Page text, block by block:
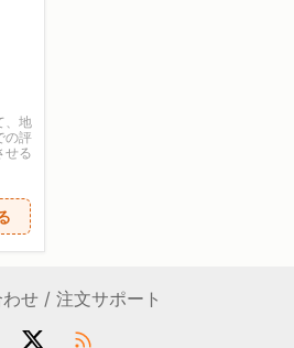
、地
の評
せる
せ / 注文サポート